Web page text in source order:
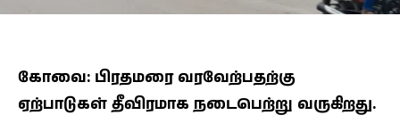
கோவை: பிரதமரை வரவேற்பதற்கு
ஏற்பாடுகள் தீவிரமாக நடைபெற்று வருகிறது.